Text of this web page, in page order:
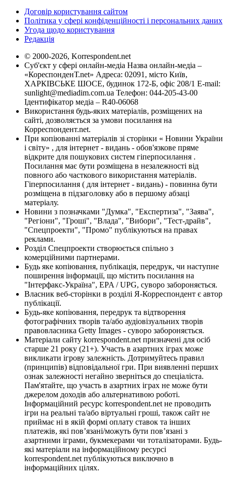
Договір користування сайтом
Політика у сфері конфіденційності і персональних даних
Угода щодо користування
Редакція
© 2000-2026, Korrespondent.net
Суб'єкт у сфері онлайн-медіа Назва онлайн-медіа –
«КореспонденТ.net» Адреса: 02091, місто Київ,
ХАРКІВСЬКЕ ШОСЕ, будинок 172-Б, офіс 208/1 E-mail:
sunlight@mediadim.com.ua Телефон: 044-205-43-00
Ідентифікатор медіа – R40-06068
Використання будь-яких матеріалів, розміщених на
сайті, дозволяється за умови посилання на
Корреспондент.net.
При копіюванні матеріалів зі сторінки « Новини України
і світу» , для інтернет - видань - обов'язкове пряме
відкрите для пошукових систем гіперпосилання .
Посилання має бути розміщена в незалежності від
повного або часткового використання матеріалів.
Гіперпосилання ( для інтернет - видань) - повинна бути
розміщена в підзаголовку або в першому абзаці
матеріалу.
Новини з позначками "Думка", "Експертиза", "Заява",
"Регіони", "Гроші", "Влада", "Вибори", "Тест-драйв",
"Спецпроекти", "Промо" публікуються на правах
реклами.
Розділ Спецпроекти створюється спільно з
комерційними партнерами.
Будь яке копіювання, публікація, передрук, чи наступне
поширення інформації, що містить посилання на
"Інтерфакс-Україна", EPA / UPG, суворо забороняється.
Власник веб-сторінки в розділі Я-Корреспондент є автор
публікації.
Будь-яке копіювання, передрук та відтворення
фотографічних творів та/або аудіовізуальних творів
правовласника Getty Images - суворо забороняється.
Матеріали сайту korrespondent.net призначені для осіб
старше 21 року (21+). Участь в азартних іграх може
викликати ігрову залежність. Дотримуйтесь правил
(принципів) відповідальної гри. При виявленні перших
ознак залежності негайно зверніться до спеціаліста.
Пам'ятайте, що участь в азартних іграх не може бути
джерелом доходів або альтернативою роботі.
Інформаційний ресурс korrespondent.net не проводить
ігри на реальні та/або віртуальні гроші, також сайт не
приймає ні в якій формі оплату ставок та інших
платежів, які пов’язані/можуть бути пов’язані з
азартними іграми, букмекерами чи тоталізаторами. Будь-
які матеріали на інформаційному ресурсі
korrespondent.net публікуються виключно в
інформаційних цілях.